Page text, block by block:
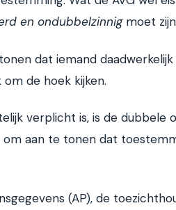
en ondubbelzinnigmoet
dat iemand
de hoek kijken.
verplicht is, is de dubbele
aan te tonen dat
(AP), de